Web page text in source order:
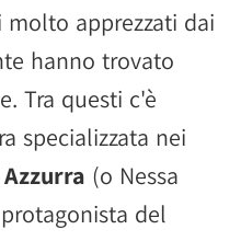
molto apprezzati dai
hanno trovato
Tra questi c'è
specializzata nei
Azzurra (o Nessa
del